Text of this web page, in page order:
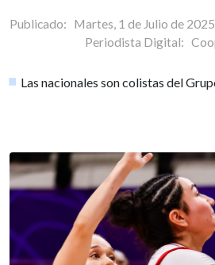
Publicado: Martes, 1 de Julio de
Periodista Digital:
Las nacionales son colistas del